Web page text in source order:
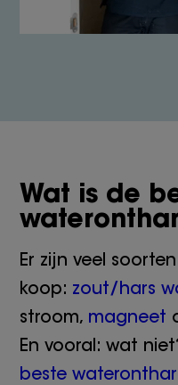
Wat is de
Er zijn veel
koop: zout/hars
stroom, magneet
En vooral: wat
beste